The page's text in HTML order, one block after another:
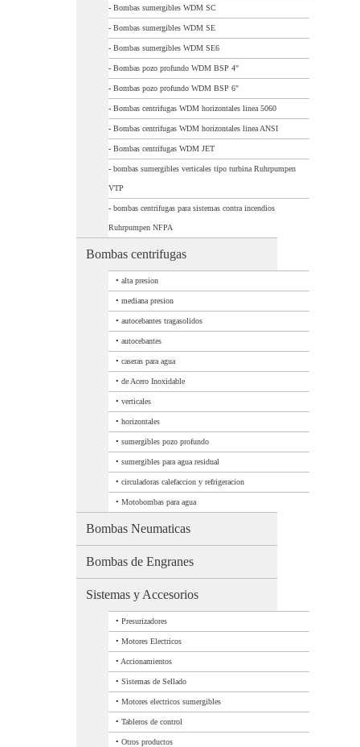
- Bombas sumergibles WDM SC
- Bombas sumergibles WDM SE
- Bombas sumergibles WDM SE6
- Bombas pozo profundo WDM BSP 4"
- Bombas pozo profundo WDM BSP 6"
- Bombas centrifugas WDM horizontales linea 5060
- Bombas centrifugas WDM horizontales linea ANSI
- Bombas centrifugas WDM JET
- bombas sumergibles verticales tipo turbina Ruhrpumpen
VTP
- bombas centrifugas para sistemas contra incendios
Ruhrpumpen NFPA
Bombas centrifugas
• alta presion
• mediana presion
• autocebantes tragasolidos
• autocebantes
• caseras para agua
• de Acero Inoxidable
• verticales
• horizontales
• sumergibles pozo profundo
• sumergibles para agua residual
• circuladoras calefaccion y refrigeracion
• Motobombas para agua
Bombas Neumaticas
Bombas de Engranes
Sistemas y Accesorios
• Presurizadores
• Motores Electricos
• Accionamientos
• Sistemas de Sellado
• Motores electricos sumergibles
• Tableros de control
• Otros productos